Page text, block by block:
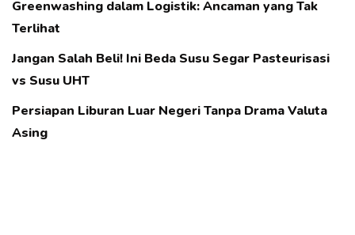
Greenwashing dalam Logistik: Ancaman yang Tak
Terlihat
Jangan Salah Beli! Ini Beda Susu Segar Pasteurisasi
vs Susu UHT
Persiapan Liburan Luar Negeri Tanpa Drama Valuta
Asing